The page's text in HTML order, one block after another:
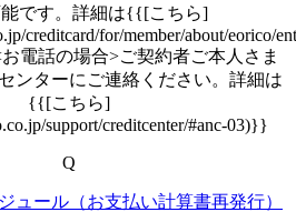
です。詳細は{{[こちら]
creditcard/for/member/about/eorico/
お電話の場合>ご契約者ご本人さま
ンターにご連絡ください。詳細は
{{[こちら]
support/creditcenter/#anc-03)}}
Q
ュール（お支払い計算書再発行）